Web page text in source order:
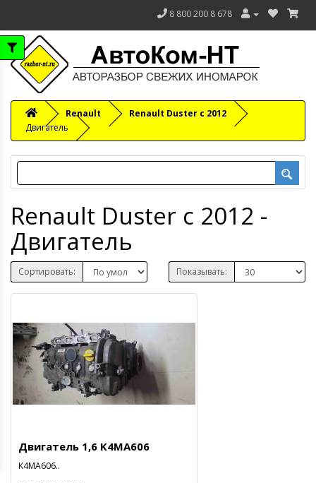
8 800 200 8 678
Renault
Renault Duster с 2012
Двигатель
Renault Duster с 2012 -
Двигатель
Сортировать: Показывать:
Двигатель 1,6 K4MA606
K4MA606..